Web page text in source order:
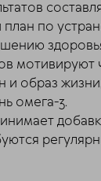
план по
мотивируют
и образ
омега-3.